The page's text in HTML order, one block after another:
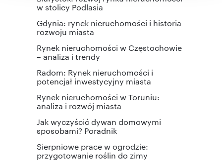
w stolicy Podlasia
Gdynia: rynek nieruchomości i historia
rozwoju miasta
Rynek nieruchomości w Częstochowie
– analiza i trendy
Radom: Rynek nieruchomości i
potencjał inwestycyjny miasta
Rynek nieruchomości w Toruniu:
analiza i rozwój miasta
Jak wyczyścić dywan domowymi
sposobami? Poradnik
Sierpniowe prace w ogrodzie:
przygotowanie roślin do zimy